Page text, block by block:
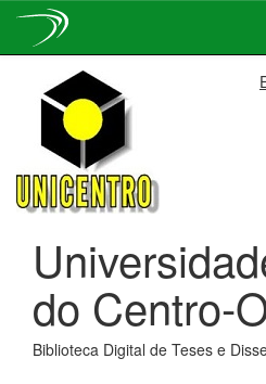
navigation
do Centro-
Biblioteca Digital de Teses e